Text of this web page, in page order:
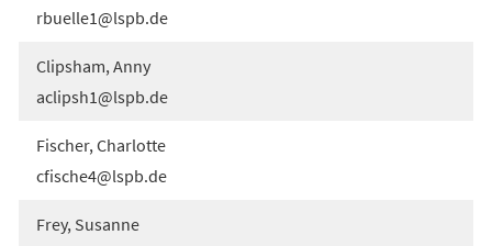
rbuelle1
lspb de
Clipsham, Anny
aclipsh1
lspb de
Fischer, Charlotte
cfische4
lspb de
Frey, Susanne